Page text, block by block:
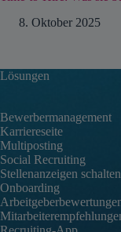
8. Oktober 2025
Lösungen
Bewerbermanagement
Karriereseite
Multiposting
Social Recruiting
Stellenanzeigen schalten
Onboarding